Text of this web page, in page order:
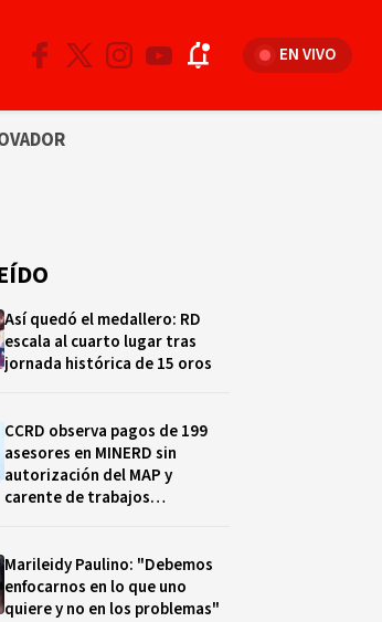
EN VIVO
Así quedó el medallero: RD
escala al cuarto lugar tras
jornada histórica de 15 oros
CCRD observa pagos de 199
asesores en MINERD sin
autorización del MAP y
carente de trabajos
Marileidy Paulino: "Debemos
enfocarnos en lo que uno
quiere y no en los problemas"